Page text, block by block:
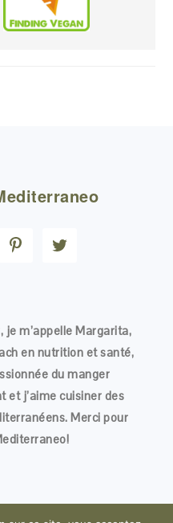
je m’appelle Margarita,
en nutrition et santé,
du manger
et j’aime cuisiner des
Merci pour